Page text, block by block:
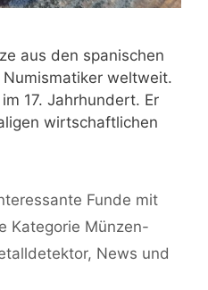
aus den spanischen
weltweit.
17. Jahrhundert. Er
wirtschaftlichen
Funde mit
Kategorie Münzen-
, News und